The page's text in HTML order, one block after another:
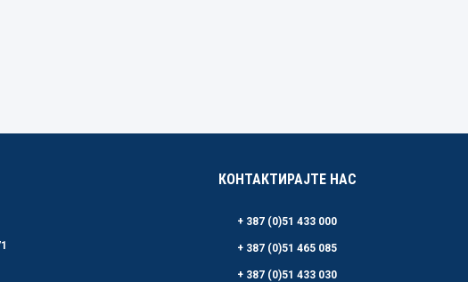
КОНТАКТИРАЈТЕ НАС
+ 387 (0)51 433 000
+ 387 (0)51 465 085
+ 387 (0)51 433 030